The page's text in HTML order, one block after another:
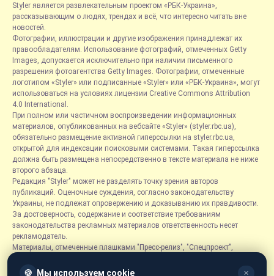
Styler является развлекательным проектом «РБК-Украина»,
рассказывающим о людях, трендах и всё, что интересно читать вне
новостей.
Фотографии, иллюстрации и другие изображения принадлежат их
правообладателям. Использование фотографий, отмеченных Getty
Images, допускается исключительно при наличии письменного
разрешения фотоагентства Getty Images. Фотографии, отмеченные
логотипом «Styler» или подписанные «Styler» или «РБК-Украина», могут
использоваться на условиях лицензии Creative Commons Attribution
4.0 International.
При полном или частичном воспроизведении информационных
материалов, опубликованных на вебсайте «Styler» (styler.rbc.ua),
обязательно размещение активной гиперссылки на styler.rbc.ua,
открытой для индексации поисковыми системами. Такая гиперссылка
должна быть размещена непосредственно в тексте материала не ниже
второго абзаца.
Редакция "Styler" может не разделять точку зрения авторов
публикаций. Оценочные суждения, согласно законодательству
Украины, не подлежат опровержению и доказыванию их правдивости.
За достоверность, содержание и соответствие требованиям
законодательства рекламных материалов ответственность несет
рекламодатель.
Материалы, отмеченные плашками "Пресс-релиз", "Спецпроект",
размещаются на правах рекламы.
🍪 Мы используем cookie ✕